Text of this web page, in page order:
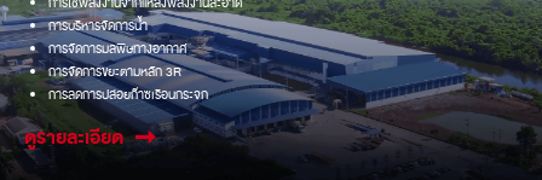
การบริหารจัดการน้ำ
การจัดการมลพิษทางอากาศ
การจัดการขยะตามหลัก 3R
การลดการปล่อยก๊าซเรือนกระจก
ดูรายละเอียด